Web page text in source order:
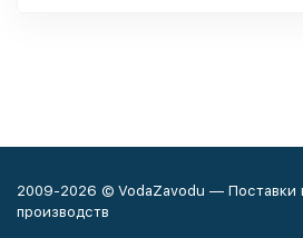
2009-2026 © VodaZavodu — Поставки
производств